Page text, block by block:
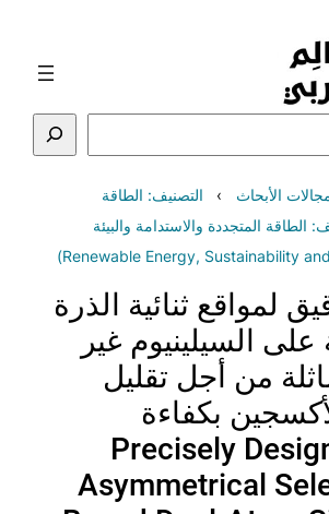
الأبحاث
التصنيف: الطاقة
الطاقة المتجددة والاستدامة والبيئة
لمواقع ثنائية الذرة
على السيلينيوم غير
من أجل تقليل
بكفاءة
Precisely
Asymmetrical